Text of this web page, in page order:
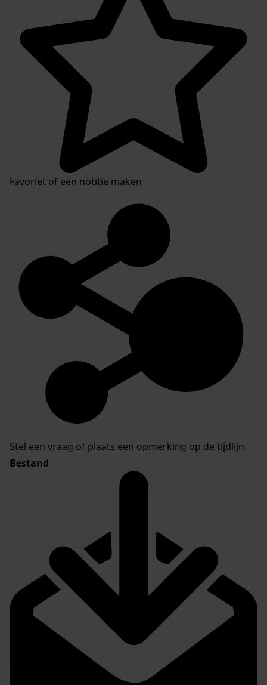
Favoriet of een notitie maken
Stel een vraag of plaats een opmerking op de tijdlijn
Bestand